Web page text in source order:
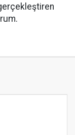
gerçekleştiren